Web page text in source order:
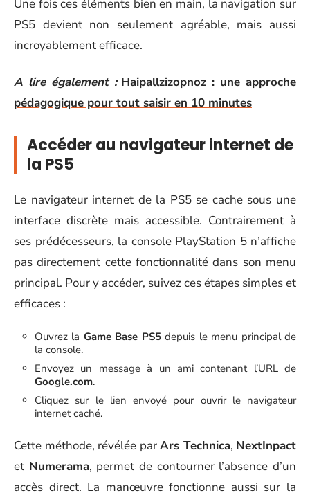
Une fois ces éléments bien en main, la navigation sur
PS5 devient non seulement agréable, mais aussi
incroyablement efficace.
A lire également : Haipallzizopnoz : une approche
pédagogique pour tout saisir en 10 minutes
Accéder au navigateur internet de
la PS5
Le navigateur internet de la PS5 se cache sous une
interface discrète mais accessible. Contrairement à
ses prédécesseurs, la console PlayStation 5 n’affiche
pas directement cette fonctionnalité dans son menu
principal. Pour y accéder, suivez ces étapes simples et
efficaces :
Ouvrez la Game Base PS5depuis le menu principal de
la console.
Envoyez un message à un ami contenant l’URL de
Google.com.
Cliquez sur le lien envoyé pour ouvrir le navigateur
internet caché.
Cette méthode, révélée parArs Technica, NextInpact
et Numerama, permet de contourner l’absence d’un
accès direct. La manœuvre fonctionne aussi sur la